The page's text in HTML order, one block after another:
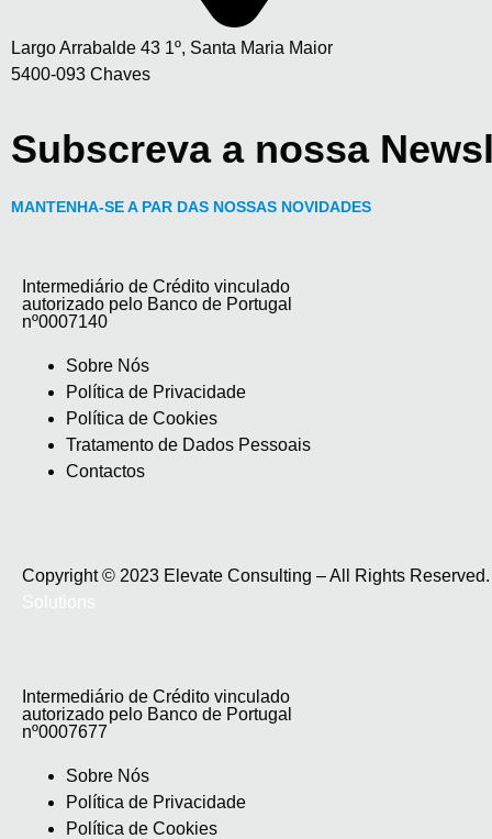
Largo Arrabalde 43 1º, Santa Maria Maior
5400-093 Chaves
Subscreva a nossa
MANTENHA-SE A PAR DAS NOSSAS NOVIDADES
Intermediário de Crédito vinculado
autorizado pelo Banco de Portugal
nº0007140
Sobre Nós
Política de Privacidade
Política de Cookies
Tratamento de Dados Pessoais
Contactos
Copyright © 2023 Elevate Consulting – All Rights
Intermediário de Crédito vinculado
autorizado pelo Banco de Portugal
nº0007677
Sobre Nós
Política de Privacidade
Política de Cookies